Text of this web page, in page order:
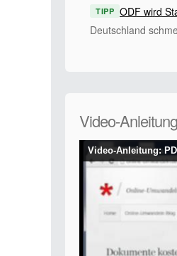
TIPP ODF wird
Deutschland
Video-
Video-Anleitung: